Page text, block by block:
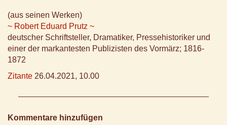
(aus seinen Werken)
~ Robert Eduard Prutz ~
deutscher Schriftsteller, Dramatiker, Pressehistoriker und
einer der markantesten Publizisten des Vormärz; 1816-
1872
Zitante 26.04.2021, 10.00
Kommentare hinzufügen